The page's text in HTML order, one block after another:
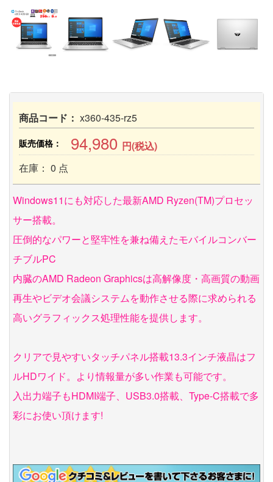
商品コード： x360-435-rz5
販売価格： 94,980 円(税込)
在庫： 0 点
Windows11にも対応した最新AMD Ryzen(TM)プロセッ
サー搭載。
圧倒的なパワーと堅牢性を兼ね備えたモバイルコンバー
チブルPC
内臓のAMD Radeon Graphicsは高解像度・高画質の動画
再生やビデオ会議システムを動作させる際に求められる
高いグラフィックス処理性能を提供します。
クリアで見やすいタッチパネル搭載13.3インチ液晶はフ
ルHDワイド。より情報量が多い作業も可能です。
入出力端子もHDMI端子、USB3.0搭載、Type-C搭載で多
彩にお使い頂けます!